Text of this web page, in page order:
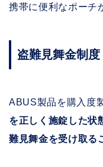
携帯に便利なポーチ
盗難見舞金制度
ABUS製品を購入度
を正しく施錠した状
難見舞金を受け取る